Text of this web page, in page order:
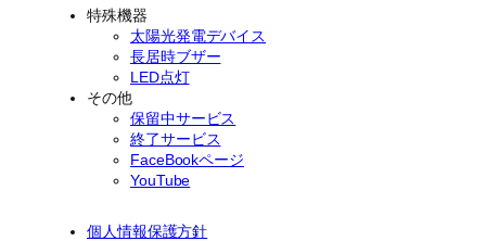
特殊機器
太陽光発電デバイス
長居時ブザー
LED点灯
その他
保留中サービス
終了サービス
FaceBookページ
YouTube
個人情報保護方針